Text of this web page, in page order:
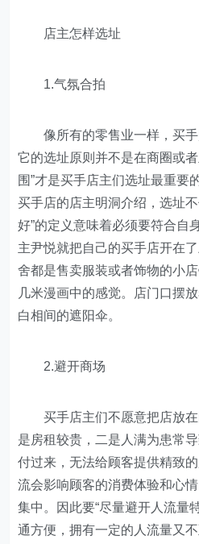
店主怎样选址
1.气氛合拍
像所有的零售业一样，买手
它的选址原则并不是在商圈或者
围”才是买手店主们选址最重要
买手店的店主明洞介绍，选址
好”的定义意味着必须要符合自
主尹悦就把自己的买手店开在
舍都是售卖服装或者饰物的小
几米漫画中的感觉。店门口摆
白相间的遮阳伞。
2.避开商场
买手店主们不愿意把店放在
是房租较贵，二是人满为患常
付过来，无法给顾客提供精致
流会影响顾客的消费体验和心
集中。因此要“尽量避开人流量
通方便，拥有一定的人流量又